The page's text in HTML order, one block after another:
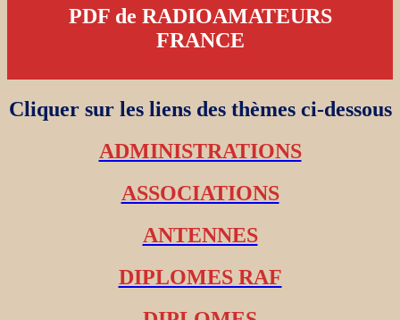
PDF de RADIOAMATEURS
FRANCE
Cliquer sur les liens des thèmes ci-dessous
ADMINISTRATIONS
ASSOCIATIONS
ANTENNES
DIPLOMES RAF